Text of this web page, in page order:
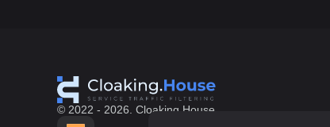
© 2022 - 2026. Cloaking.House